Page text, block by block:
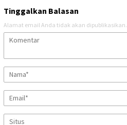
Tinggalkan Balasan
Alamat email Anda tidak akan dipublikasikan.